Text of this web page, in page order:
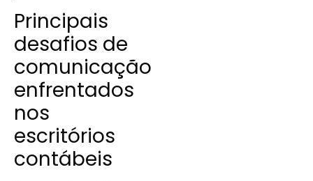
Principais
desafios de
comunicação
enfrentados
nos
escritórios
contábeis